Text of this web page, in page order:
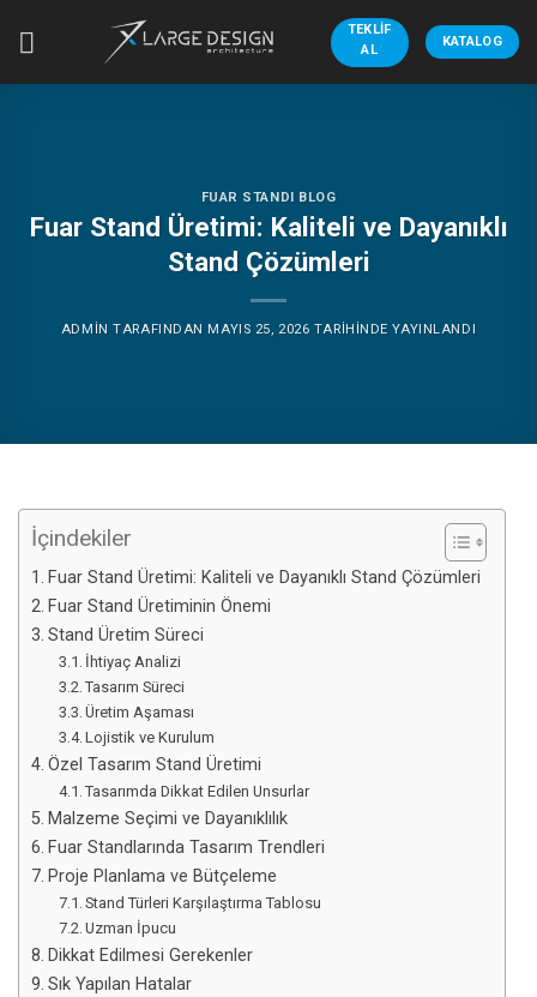
TEKLIF
AL
KATALOG
FUAR STANDI BLOG
Fuar Stand Üretimi: Kaliteli ve Dayanıklı
Stand Çözümleri
ADMIN TARAFINDAN MAYIS 25, 2026 TARIHINDE YAYINLANDI
İçindekiler
Fuar Stand Üretimi: Kaliteli ve Dayanıklı Stand Çözümleri
Fuar Stand Üretiminin Önemi
Stand Üretim Süreci
İhtiyaç Analizi
Tasarım Süreci
Üretim Aşaması
Lojistik ve Kurulum
Özel Tasarım Stand Üretimi
Tasarımda Dikkat Edilen Unsurlar
Malzeme Seçimi ve Dayanıklılık
Fuar Standlarında Tasarım Trendleri
Proje Planlama ve Bütçeleme
Stand Türleri Karşılaştırma Tablosu
Uzman İpucu
Dikkat Edilmesi Gerekenler
Sık Yapılan Hatalar